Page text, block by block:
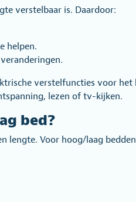
verstelbaar is. Daardoor:
helpen.
verstelfuncties voor
lezen of tv-kijken.
bed?
lengte. Voor hoog/laag